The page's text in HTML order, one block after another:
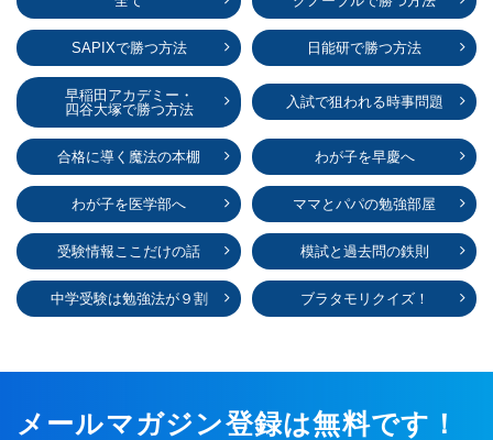
SAPIXで勝つ方法 日能研で勝つ方法
早稲田アカデミー・
四谷大塚で勝つ方法
入試で狙われる時事問題
合格に導く魔法の本棚 わが子を早慶へ
わが子を医学部へ ママとパパの勉強部屋
受験情報ここだけの話 模試と過去問の鉄則
中学受験は勉強法が９割 ブラタモリクイズ！
メールマガジン登録は無料です！